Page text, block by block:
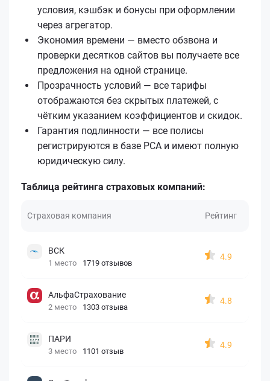
условия, кэшбэк и бонусы при оформлении
через агрегатор.
Экономия времени — вместо обзвона и
проверки десятков сайтов вы получаете все
предложения на одной странице.
Прозрачность условий — все тарифы
отображаются без скрытых платежей, с
чётким указанием коэффициентов и скидок.
Гарантия подлинности — все полисы
регистрируются в базе РСА и имеют полную
юридическую силу.
Таблица рейтинга страховых компаний:
Страховая компания Рейтинг
ВСК
1 место 1719 отзывов
4.9
АльфаСтрахование
2 место 1303 отзыва
4.8
ПАРИ
3 место 1101 отзыв
4.9